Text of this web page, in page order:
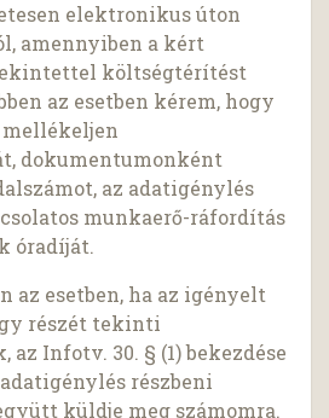
elektronikus úton
amennyiben a kért
költségtérítést
az esetben kérem, hogy
mellékeljen
dokumentumonként
az adatigénylés
munkaerő-ráfordítás
óradíját.
az esetben, ha az igényelt
részét tekinti
Infotv. 30. § (1) bekezdése
részbeni
küldje meg számomra.